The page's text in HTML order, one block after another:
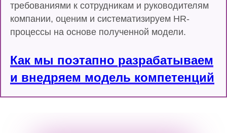
требованиями к сотрудникам и руководителям
компании, оценим и систематизируем HR-
процессы на основе полученной модели.
Как мы поэтапно разрабатываем
и внедряем модель компетенций